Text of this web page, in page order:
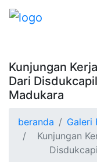
Kunjungan
Dari
Madukara
beranda
Galeri
Kunjungan